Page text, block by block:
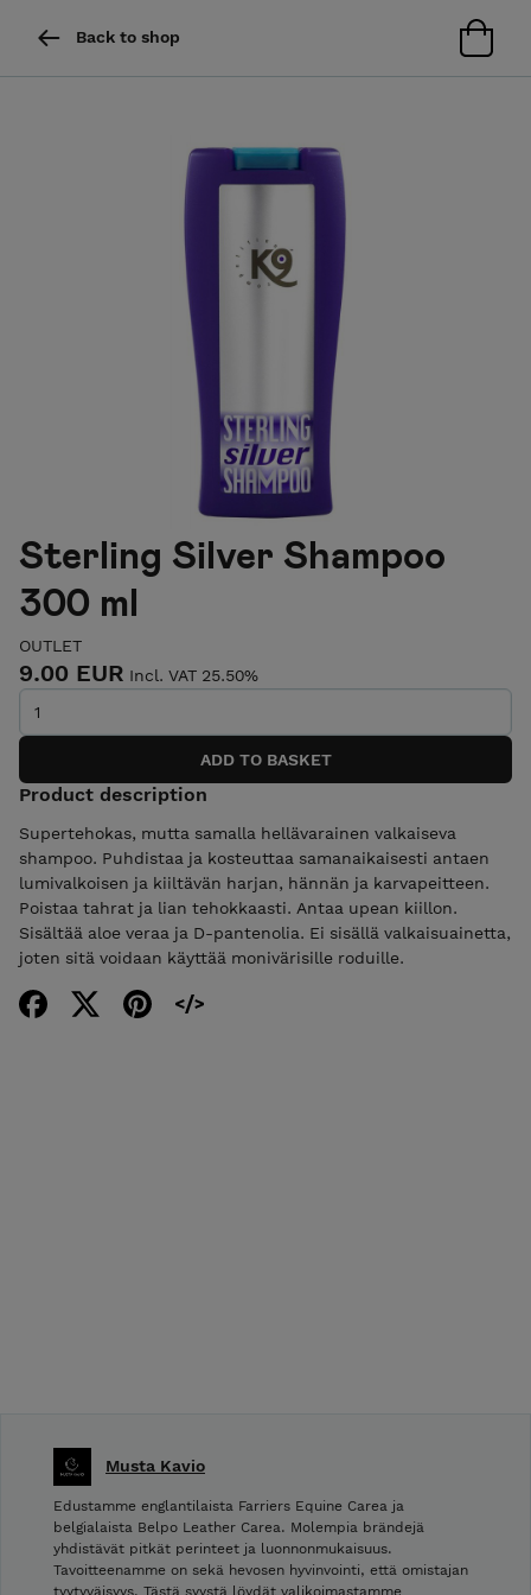
Back to shop
Sterling Silver Shampoo
300 ml
OUTLET
9.00 EUR Incl. VAT 25.50%
Product description
Supertehokas, mutta samalla hellävarainen valkaiseva
shampoo. Puhdistaa ja kosteuttaa samanaikaisesti antaen
lumivalkoisen ja kiiltävän harjan, hännän ja karvapeitteen.
Poistaa tahrat ja lian tehokkaasti. Antaa upean kiillon.
Sisältää aloe veraa ja D-pantenolia. Ei sisällä valkaisuainetta,
joten sitä voidaan käyttää monivärisille roduille.
Musta Kavio
Edustamme englantilaista Farriers Equine Carea ja
belgialaista Belpo Leather Carea. Molempia brändejä
yhdistävät pitkät perinteet ja luonnonmukaisuus.
Tavoitteenamme on sekä hevosen hyvinvointi, että omistajan